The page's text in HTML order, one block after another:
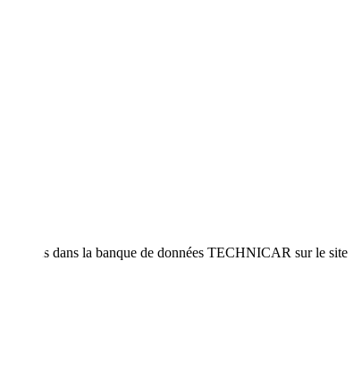
neuves dans la banque de données TECHNICAR sur le site